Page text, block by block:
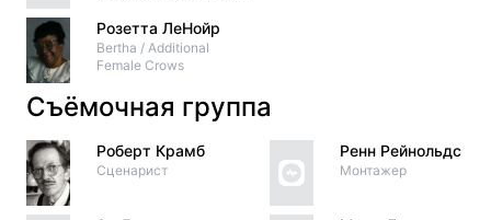
Розетта ЛеНойр
Bertha / Additional
Female Crows
Съёмочная группа
Роберт Крамб
Сценарист
Ренн Рейнольдс
Монтажер